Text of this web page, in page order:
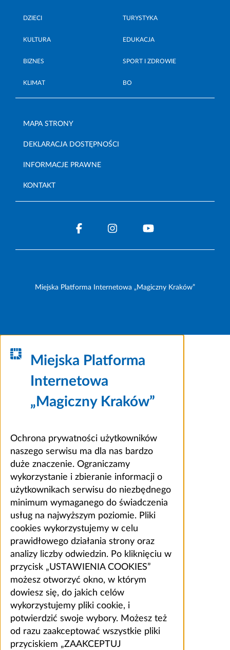
DZIECI TURYSTYKA
KULTURA EDUKACJA
BIZNES SPORT I ZDROWIE
KLIMAT BO
MAPA STRONY
DEKLARACJA DOSTĘPNOŚCI
INFORMACJE PRAWNE
KONTAKT
Miejska Platforma Internetowa „Magiczny Kraków”
Miejska Platforma
Internetowa
„Magiczny Kraków”
Ochrona prywatności użytkowników
naszego serwisu ma dla nas bardzo
duże znaczenie. Ograniczamy
wykorzystanie i zbieranie informacji o
użytkownikach serwisu do niezbędnego
minimum wymaganego do świadczenia
usług na najwyższym poziomie. Pliki
cookies wykorzystujemy w celu
prawidłowego działania strony oraz
analizy liczby odwiedzin. Po kliknięciu w
przycisk „USTAWIENIA COOKIES”
możesz otworzyć okno, w którym
dowiesz się, do jakich celów
wykorzystujemy pliki cookie, i
potwierdzić swoje wybory. Możesz też
od razu zaakceptować wszystkie pliki
przyciskiem „ZAAKCEPTUJ